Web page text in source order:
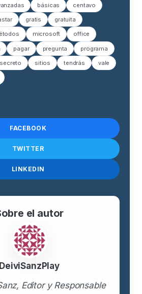
básicas centavo
gratis gratuita
microsoft office
pagar pregunta programa
secreto sitios tendrás vale
FACEBOOK
TWITTER
LINKEDIN
el autor
DeiviSanzPlay
Editor y Responsable